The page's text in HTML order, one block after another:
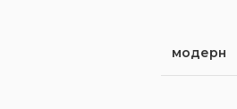
модерн